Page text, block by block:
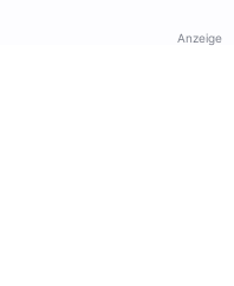
Anzeige